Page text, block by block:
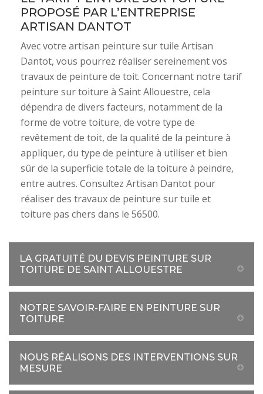
PROPOSÉ PAR L’ENTREPRISE
ARTISAN DANTOT
Avec votre artisan peinture sur tuile Artisan
Dantot, vous pourrez réaliser sereinement vos
travaux de peinture de toit. Concernant notre tarif
peinture sur toiture à Saint Allouestre, cela
dépendra de divers facteurs, notamment de la
forme de votre toiture, de votre type de
revêtement de toit, de la qualité de la peinture à
appliquer, du type de peinture à utiliser et bien
sûr de la superficie totale de la toiture à peindre,
entre autres. Consultez Artisan Dantot pour
réaliser des travaux de peinture sur tuile et
toiture pas chers dans le 56500.
LA GRATUITÉ DU DEVIS PEINTURE SUR
TOITURE DE SAINT ALLOUESTRE
NOTRE SAVOIR-FAIRE EN PEINTURE SUR
TOITURE
NOUS RÉALISONS DES INTERVENTIONS SUR
MESURE